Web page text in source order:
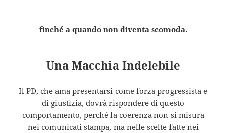
finché a quando non diventa scomoda.
Una Macchia Indelebile
Il PD, che ama presentarsi come forza progressista e
di giustizia, dovrà rispondere di questo
comportamento, perché la coerenza non si misura
nei comunicati stampa, ma nelle scelte fatte nei